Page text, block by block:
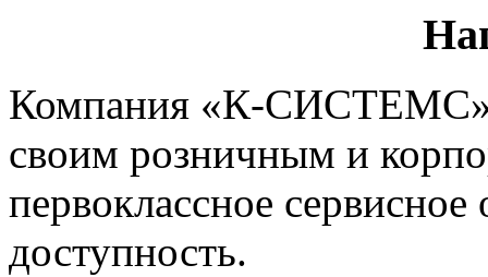
Компания «К-СИСТЕМС»
своим розничным и
первоклассное
доступность.